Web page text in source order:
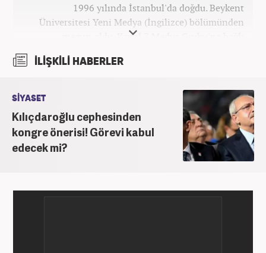
1996 yılında İstanbul'da doğdu. Beykent
Üniversitesi Yeni Medya (İngilizce) bölümünden
mezun oldu. Kanal 7 Medya Grubu'na bağlı
İLİŞKİLİ HABERLER
SİYASET
Kılıçdaroğlu cephesinden
kongre önerisi! Görevi kabul
edecek mi?